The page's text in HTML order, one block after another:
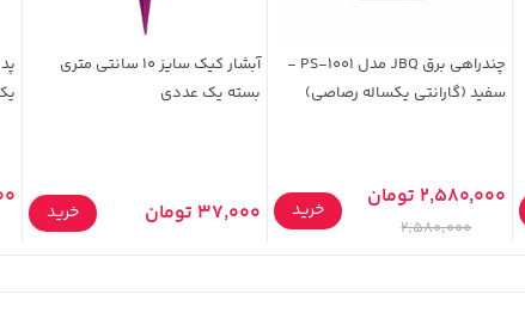
چندراهی برق JBQ مدل PS-1001 -
سفید (گارانتی یکساله رصاصی)
2,580,000 تومان
2,580,000
خرید
آبشار کیک سایز 10 سانتی متری
بسته یک عددی
37,000 تومان خرید